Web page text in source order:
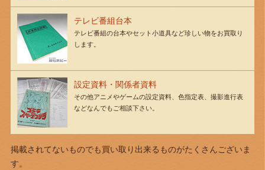
テレビ番組台本
テレビ番組の台本やセット小道具など珍しい物をお買取り
します。
設定資料・関係者資料
その他アニメやゲームの設定資料、色指定表、撮影進行表
などなんでもご相談下さい。
掲載されてないものでも買い取り出来るものがたくさんございま
す。